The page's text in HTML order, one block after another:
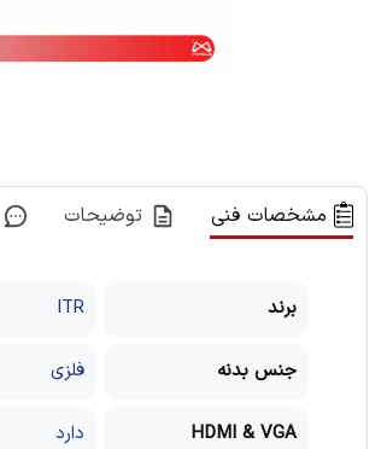
مشخصات فنی توضیحات
برند ITR
جنس بدنه فلزی
HDMI & VGA دارد